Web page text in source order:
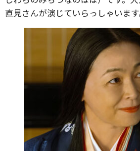
直見さんが演じていらっしゃいます